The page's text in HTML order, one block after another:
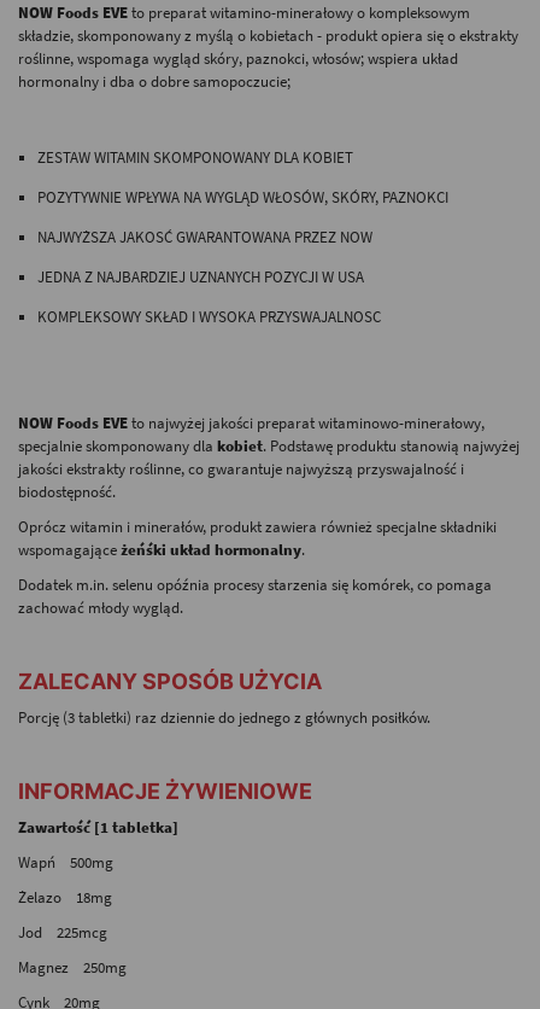
NOW Foods EVEto preparat witamino-minerałowy o kompleksowym
składzie, skomponowany z myślą o kobietach - produkt opiera się o ekstrakty
roślinne, wspomaga wygląd skóry, paznokci, włosów; wspiera układ
hormonalny i dba o dobre samopoczucie;
ZESTAW WITAMIN SKOMPONOWANY DLA KOBIET
POZYTYWNIE WPŁYWA NA WYGLĄD WŁOSÓW, SKÓRY, PAZNOKCI
NAJWYŻSZA JAKOSĆ GWARANTOWANA PRZEZ NOW
JEDNA Z NAJBARDZIEJ UZNANYCH POZYCJI W USA
KOMPLEKSOWY SKŁAD I WYSOKA PRZYSWAJALNOSC
NOW Foods EVEto najwyżej jakości preparat witaminowo-minerałowy,
specjalnie skomponowany dla kobiet. Podstawę produktu stanowią najwyżej
jakości ekstrakty roślinne, co gwarantuje najwyższą przyswajalność i
biodostępność.
Oprócz witamin i minerałów, produkt zawiera również specjalne składniki
wspomagająceżeńśki układ hormonalny.
Dodatek m.in. selenu opóźnia procesy starzenia się komórek, co pomaga
zachować młody wygląd.
ZALECANY SPOSÓB UŻYCIA
Porcję (3 tabletki) raz dziennie do jednego z głównych posiłków.
INFORMACJE ŻYWIENIOWE
Zawartość [1 tabletka]
Wapń 500mg
Żelazo 18mg
Jod 225mcg
Magnez 250mg
Cynk 20mg